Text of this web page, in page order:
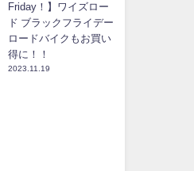
Friday！】ワイズロー
ド ブラックフライデー
ロードバイクもお買い
得に！！
2023.11.19